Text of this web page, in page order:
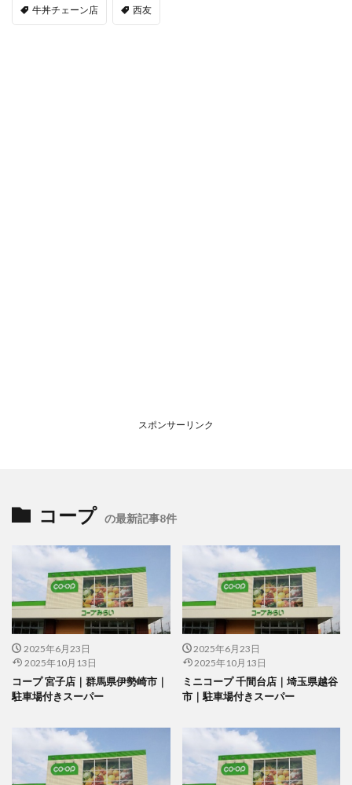
牛丼チェーン店 西友
スポンサーリンク
コープ の最新記事8件
2025年6月23日
2025年10月13日
コープ 宮子店｜群馬県伊勢崎市｜
駐車場付きスーパー
2025年6月23日
2025年10月13日
ミニコープ 千間台店｜埼玉県越谷
市｜駐車場付きスーパー